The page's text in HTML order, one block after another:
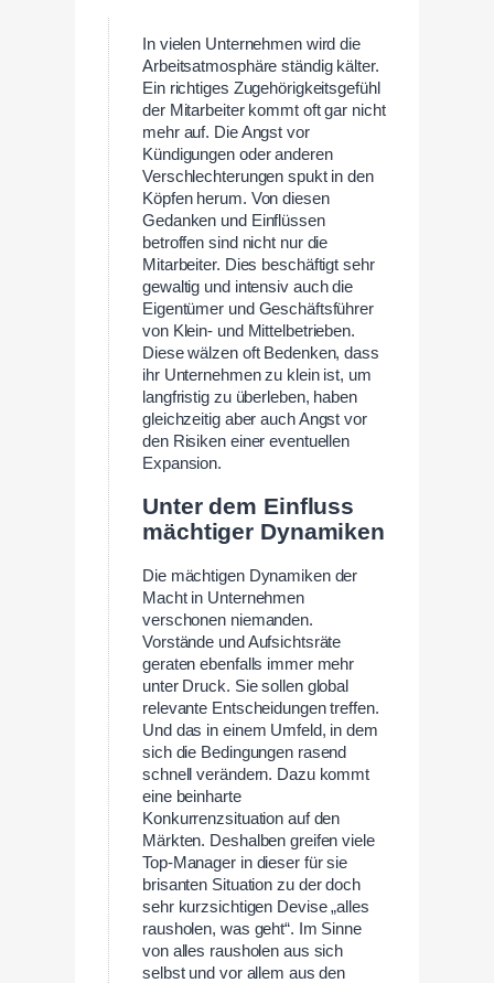
In vielen Unternehmen wird die
Arbeitsatmosphäre ständig kälter.
Ein richtiges Zugehörigkeitsgefühl
der Mitarbeiter kommt oft gar nicht
mehr auf. Die Angst vor
Kündigungen oder anderen
Verschlechterungen spukt in den
Köpfen herum. Von diesen
Gedanken und Einflüssen
betroffen sind nicht nur die
Mitarbeiter. Dies beschäftigt sehr
gewaltig und intensiv auch die
Eigentümer und Geschäftsführer
von Klein- und Mittelbetrieben.
Diese wälzen oft Bedenken, dass
ihr Unternehmen zu klein ist, um
langfristig zu überleben, haben
gleichzeitig aber auch Angst vor
den Risiken einer eventuellen
Expansion.
Unter dem Einfluss
mächtiger Dynamiken
Die mächtigen Dynamiken der
Macht in Unternehmen
verschonen niemanden.
Vorstände und Aufsichtsräte
geraten ebenfalls immer mehr
unter Druck. Sie sollen global
relevante Entscheidungen treffen.
Und das in einem Umfeld, in dem
sich die Bedingungen rasend
schnell verändern. Dazu kommt
eine beinharte
Konkurrenzsituation auf den
Märkten. Deshalben greifen viele
Top-Manager in dieser für sie
brisanten Situation zu der doch
sehr kurzsichtigen Devise „alles
rausholen, was geht“. Im Sinne
von alles rausholen aus sich
selbst und vor allem aus den